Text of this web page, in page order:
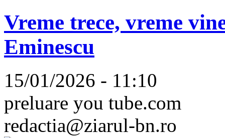
Vreme trece, vreme
Eminescu
15/01/2026 - 11:10
preluare you tube.com
redactia@ziarul-bn.ro